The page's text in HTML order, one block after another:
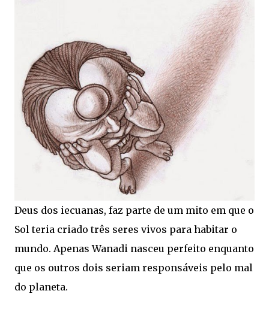
Deus dos iecuanas, faz parte de um mito em que o
Sol teria criado três seres vivos para habitar o
mundo. Apenas Wanadi nasceu perfeito enquanto
que os outros dois seriam responsáveis pelo mal
do planeta.